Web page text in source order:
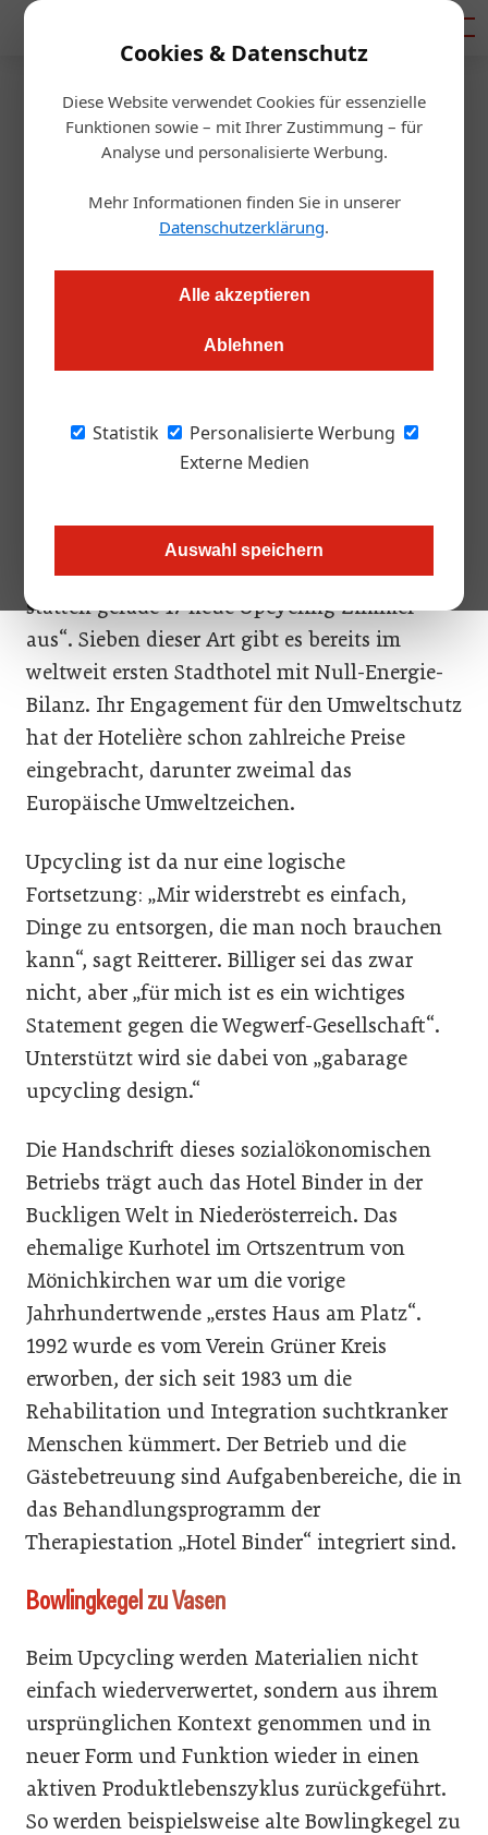
Cookies & Datenschutz
Diese Website verwendet Cookies für essenzielle
Funktionen sowie – mit Ihrer Zustimmung – für
Analyse und personalisierte Werbung.
Mehr Informationen finden Sie in unserer
Datenschutzerklärung.
Alle akzeptieren
Ablehnen
Statistik
Personalisierte Werbung
Externe Medien
Auswahl speichern
Startseite/Gastro & Hotel
Hotelmöbel aus Müll
23.05.2019, 10:44 Uhr
Upcycling-Design haucht gebrauchten Gegenständen neues
Trend hat auch schon die Hotellerie erreicht.
Rackets: Momentan macht Michaela Reitterer
Jagd auf alles, was alt, aber noch gut ist. „Ich
Nerven“, befürchtet die Geschäftsführerin des
Boutiquehotels Stadthalle in Wien. Aber „wir
statten gerade 17 neue Upcycling-Zimmer
aus“. Sieben dieser Art gibt es bereits im
weltweit ersten Stadthotel mit Null-Energie-
Bilanz. Ihr Engagement für den Umweltschutz
hat der Hotelière schon zahlreiche Preise
eingebracht, darunter zweimal das
Europäische Umweltzeichen.
Upcycling ist da nur eine logische
Fortsetzung: „Mir widerstrebt es einfach,
Dinge zu entsorgen, die man noch brauchen
kann“, sagt Reitterer. Billiger sei das zwar
nicht, aber „für mich ist es ein wichtiges
Statement gegen die Wegwerf-Gesellschaft“.
Unterstützt wird sie dabei von „gabarage
upcycling design.“
Die Handschrift dieses sozialökonomischen
Betriebs trägt auch das Hotel Binder in der
Buckligen Welt in Niederösterreich. Das
ehemalige Kurhotel im Ortszentrum von
Mönichkirchen war um die vorige
Jahrhundertwende „erstes Haus am Platz“.
1992 wurde es vom Verein Grüner Kreis
erworben, der sich seit 1983 um die
Rehabilitation und Integration suchtkranker
Menschen kümmert. Der Betrieb und die
Gästebetreuung sind Aufgabenbereiche, die in
das Behandlungsprogramm der
Therapiestation „Hotel Binder“ integriert sind.
Bowlingkegel zu Vasen
Beim Upcycling werden Materialien nicht
einfach wiederverwertet, sondern aus ihrem
ursprünglichen Kontext genommen und in
neuer Form und Funktion wieder in einen
aktiven Produktlebenszyklus zurückgeführt.
So werden beispielsweise alte Bowlingkegel zu